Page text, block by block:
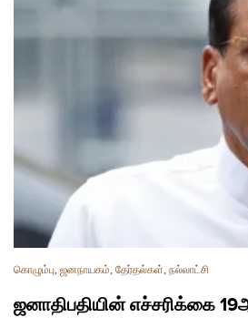
கொழும்பு, ஜனநாயகம், தேர்தல்கள், நல்லாட்சி
ஜனாதிபதியின் எச்சரிக்கை